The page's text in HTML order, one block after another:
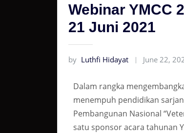
Webinar YMCC
21 Juni 2021
by Luthfi Hidayat June 22,
Dalam rangka
menempuh pendidikan
Pembangunan Nasional
satu sponsor acara tahunan